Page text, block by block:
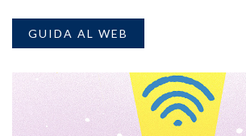
GUIDA AL WEB